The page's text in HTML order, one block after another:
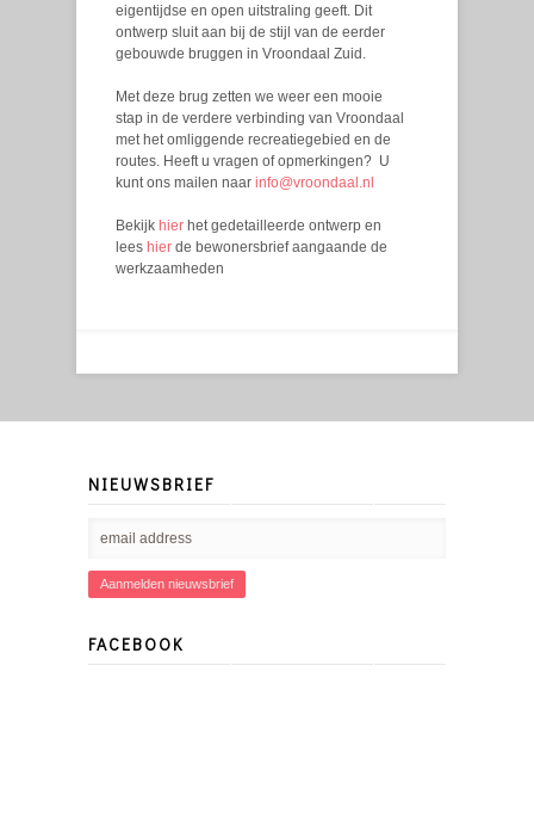
eigentijdse en open uitstraling geeft. Dit
ontwerp sluit aan bij de stijl van de eerder
gebouwde bruggen in Vroondaal Zuid.
Met deze brug zetten we weer een mooie
stap in de verdere verbinding van Vroondaal
met het omliggende recreatiegebied en de
routes. Heeft u vragen of opmerkingen? U
kunt ons mailen naar info@vroondaal.nl
Bekijk hier het gedetailleerde ontwerp en
lees hier de bewonersbrief aangaande de
werkzaamheden
NIEUWSBRIEF
FACEBOOK